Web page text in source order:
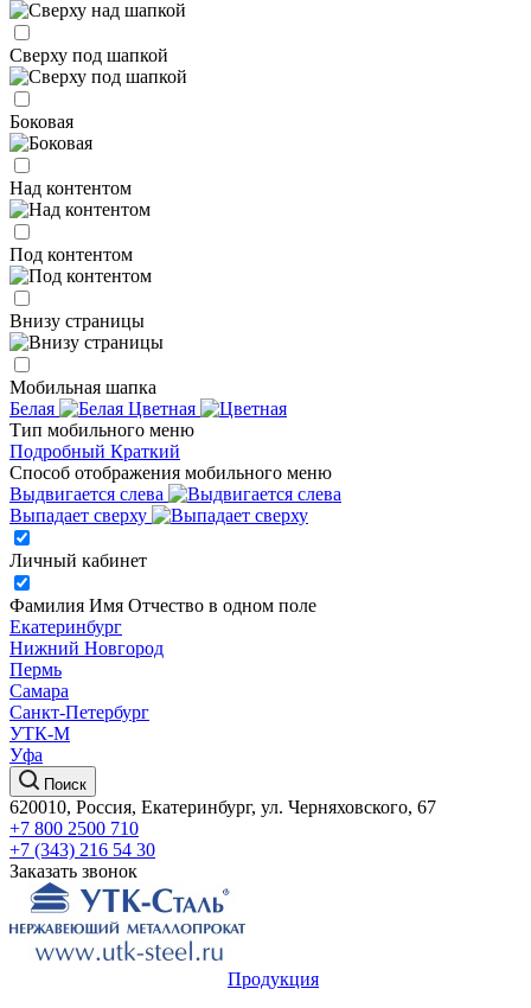
Сверху под шапкой
Боковая
Над контентом
Под контентом
Внизу страницы
Мобильная шапка
Белая
Цветная
Тип мобильного меню
Подробный Краткий
Способ отображения мобильного меню
Выдвигается слева
Выпадает сверху
Личный кабинет
Фамилия Имя Отчество в одном поле
Екатеринбург
Нижний Новгород
Пермь
Самара
Санкт-Петербург
УТК-М
Уфа
Поиск
620010, Россия, Екатеринбург, ул. Черняховского, 67
+7 800 2500 710
+7 (343) 216 54 30
Заказать звонок
Продукция